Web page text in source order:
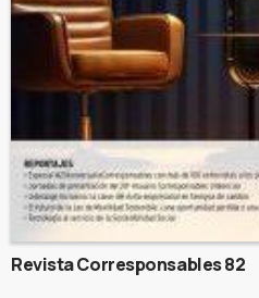
Revista Corresponsables 82